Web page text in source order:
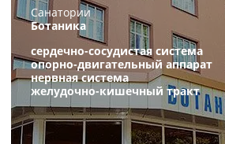
Санатории
Ботаника
сердечно-сосудистая система
опорно-двигательный аппарат
нервная система
желудочно-кишечный тракт